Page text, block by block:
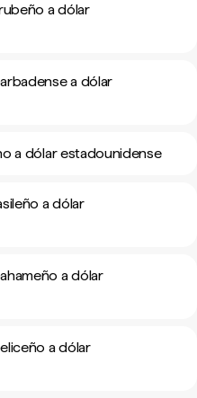
a dólar
a dólar
a dólar estadounidense
a dólar
a dólar
a dólar